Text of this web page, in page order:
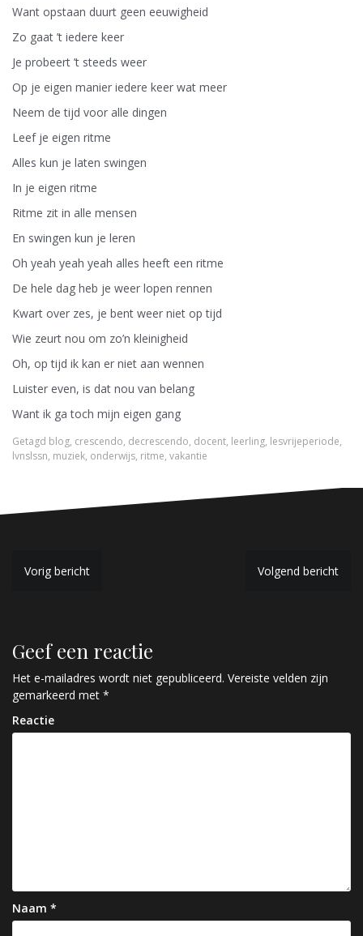
Want opstaan duurt geen eeuwigheid
Zo gaat ’t iedere keer
Je probeert ’t steeds weer
Op je eigen manier iedere keer wat meer
Neem de tijd voor alle dingen
Leef je eigen ritme
Alles kun je laten swingen
In je eigen ritme
Ritme zit in alle mensen
En swingen kun je leren
Oh yeah yeah yeah alles heeft een ritme
De hele dag heb je weer lopen rennen
Kwart over zes, je bent weer niet op tijd
Wie zeurt nou om zo’n kleinigheid
Oh, op tijd ik kan er niet aan wennen
Luister even, is dat nou van belang
Want ik ga toch mijn eigen gang
Getagd blog, crescendo, decrescendo, docent, leerling, lesvrijeperiode,
lvnslssn, muziek, onderwijs, ritme, vakantie
B
i
c
h
t
a
t
Vorig bericht Volgend bericht
Geef een reactie
Het e-mailadres wordt niet gepubliceerd. Vereiste velden zijn
gemarkeerd met *
Reactie
Naam *